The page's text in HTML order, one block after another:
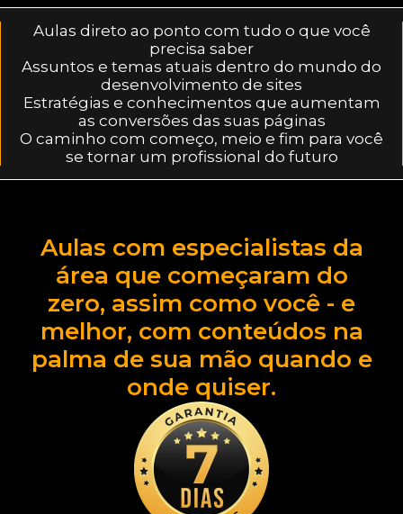
Aulas direto ao ponto com tudo o que você
precisa saber
Assuntos e temas atuais dentro do mundo do
desenvolvimento de sites
Estratégias e conhecimentos que aumentam
as conversões das suas páginas
O caminho com começo, meio e fim para você
se tornar um profissional do futuro
Aulas com especialistas da
área que começaram do
zero, assim como você - e
melhor, com conteúdos na
palma de sua mão quando e
onde quiser.